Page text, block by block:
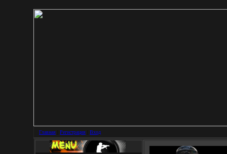
Главная Регистрация Вход